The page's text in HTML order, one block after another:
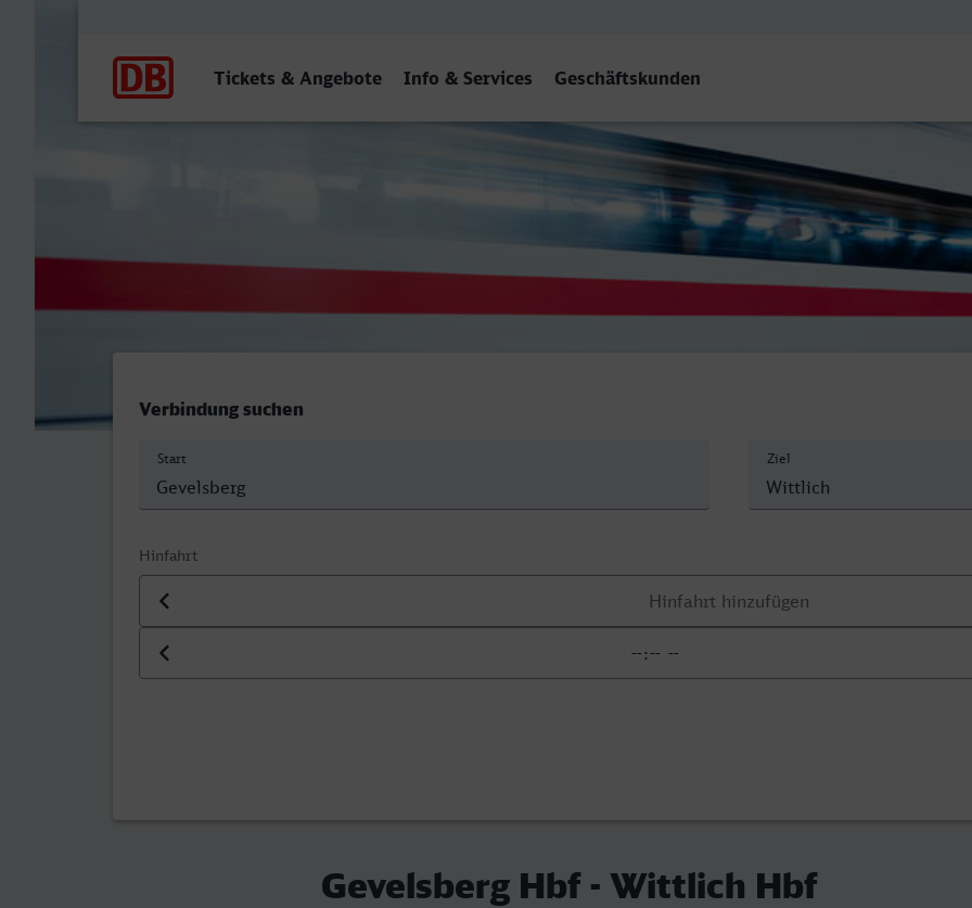
Tickets & Angebote Info & Services Geschäftskunden
Gevelsberg Hbf - Wittlich Hbf
Verbindung suchen
Start Ziel
Hinfahrt
Datum der Hinfahrt
Uhrzeit der Hinfahrt
Gevelsberg Hbf - Wittlich Hbf